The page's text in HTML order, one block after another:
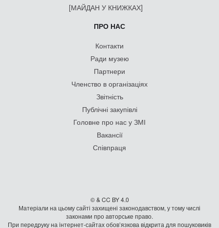
[МАЙДАН У КНИЖКАХ]
ПРО НАС
Контакти
Ради музею
Партнери
Членство в організаціях
Звітність
Публічні закупівлі
Головне про нас у ЗМІ
Вакансії
Співпраця
© & CC BY 4.0
Матеріали на цьому сайті захищені законодавством, у тому числі
законами про авторське право.
При передруку на iнтернет-сайтах обов’язкова відкрита для пошуковиків